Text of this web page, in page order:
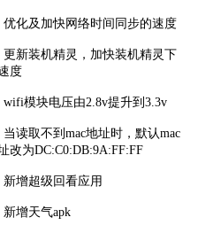
优化及加快网络时间同步的速度
更新装机精灵，加快装机精灵下
度
wifi模块电压由2.8v提升到3.3v
当读取不到mac地址时，默认mac
改为DC:C0:DB:9A:FF:FF
新增超级回看应用
新增天气apk